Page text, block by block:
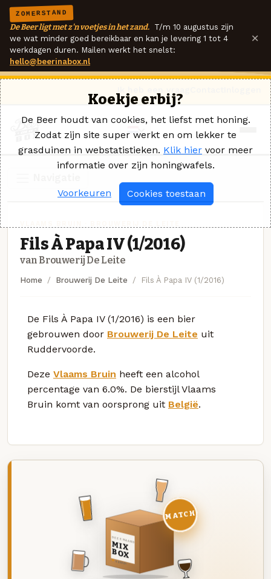
ZOMERSTAND
De Beer ligt met z'n voetjes in het zand. T/m 10 augustus zijn
we wat minder goed bereikbaar en kan je levering 1 tot 4
werkdagen duren. Mailen werkt het snelst:
hello@beerinabox.nl
×
Fils À Papa IV (1/2016)
van Brouwerij De Leite
Home Brouwerij De Leite Fils À Papa IV (1/2016)
De Fils À Papa IV (1/2016) is een bier
gebrouwen door Brouwerij De Leite uit
Ruddervoorde.
Deze Vlaams Bruin heeft een alcohol
percentage van 6.0%. De bierstijl Vlaams
Bruin komt van oorsprong uit België.
DEZE MAAND
MIX
BOX
8 BIEREN
MATCH
Koekje erbij?
De Beer houdt van cookies, het liefst met honing.
Zodat zijn site super werkt en om lekker te
grasduinen in webstatistieken. Klik hier voor meer
informatie over zijn honingwafels.
Voorkeuren Cookies toestaan